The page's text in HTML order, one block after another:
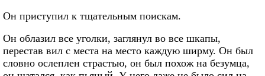
Он приступил к тщательным поискам.
Он облазил все уголки, заглянул во все шкапы,
перестав вил с места на место каждую ширму. Он был
словно ослеплен страстью, он был похож на безумца,